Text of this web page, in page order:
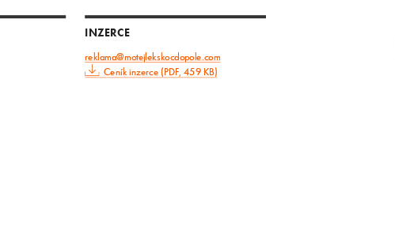
INZERCE
reklama@motejlekskocdopole.com
Ceník inzerce (PDF, 459 KB)